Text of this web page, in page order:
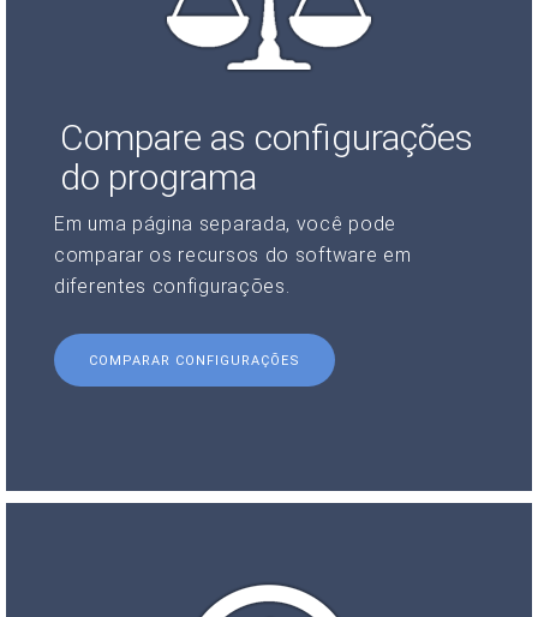
Compare as configurações
do programa
Em uma página separada, você pode
comparar os recursos do software em
diferentes configurações.
COMPARAR CONFIGURAÇÕES